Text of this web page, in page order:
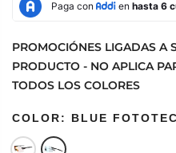
PROMOCIÓNES LIGADAS A
PRODUCTO - NO APLICA
TODOS LOS COLORES
COLOR: BLUE